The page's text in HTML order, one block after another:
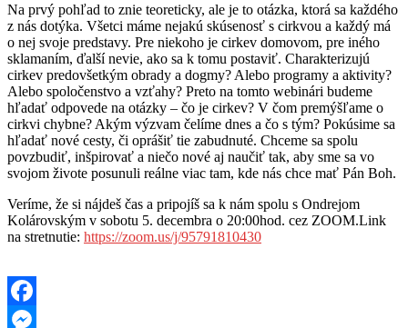
Na prvý pohľad to znie teoreticky, ale je to otázka, ktorá sa každého
z nás dotýka. Všetci máme nejakú skúsenosť s cirkvou a každý má
o nej svoje predstavy. Pre niekoho je cirkev domovom, pre iného
sklamaním, ďalší nevie, ako sa k tomu postaviť. Charakterizujú
cirkev predovšetkým obrady a dogmy? Alebo programy a aktivity?
Alebo spoločenstvo a vzťahy? Preto na tomto webinári budeme
hľadať odpovede na otázky – čo je cirkev? V čom premýšľame o
cirkvi chybne? Akým výzvam čelíme dnes a čo s tým? Pokúsime sa
hľadať nové cesty, či oprášiť tie zabudnuté. Chceme sa spolu
povzbudiť, inšpirovať a niečo nové aj naučiť tak, aby sme sa vo
svojom živote posunuli reálne viac tam, kde nás chce mať Pán Boh.
Veríme, že si nájdeš čas a pripojíš sa k nám spolu s Ondrejom
Kolárovským v sobotu 5. decembra o 20:00hod. cez ZOOM.Link
na stretnutie: https://zoom.us/j/95791810430
Facebook